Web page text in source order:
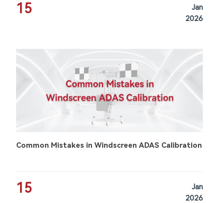
15
Jan
2026
Common Mistakes in Windscreen ADAS Calibration
15
Jan
2026